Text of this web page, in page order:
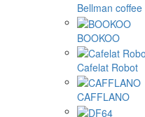
Bellman coffee
BOOKOO
Cafelat Robot
CAFFLANO